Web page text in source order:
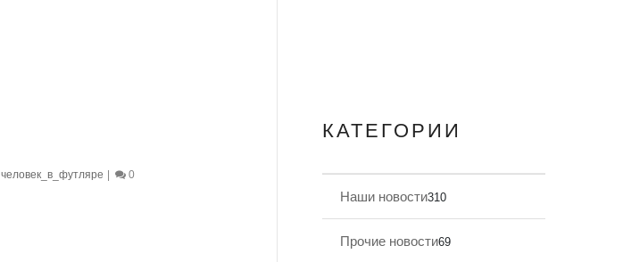
человек_в_футляре 0
КАТЕГОРИИ
Наши новости310
Прочие новости69